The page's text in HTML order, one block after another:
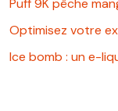
Puff 9K pêche
Optimisez votre
Ice bomb : un e-